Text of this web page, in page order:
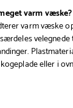
varm væske?
varm væske
velegnede
eller i